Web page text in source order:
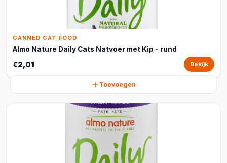
CANNED CAT FOOD
Almo Nature Daily Cats Natvoer met Kip - rund
€2,01 Bekijk
Toevoegen